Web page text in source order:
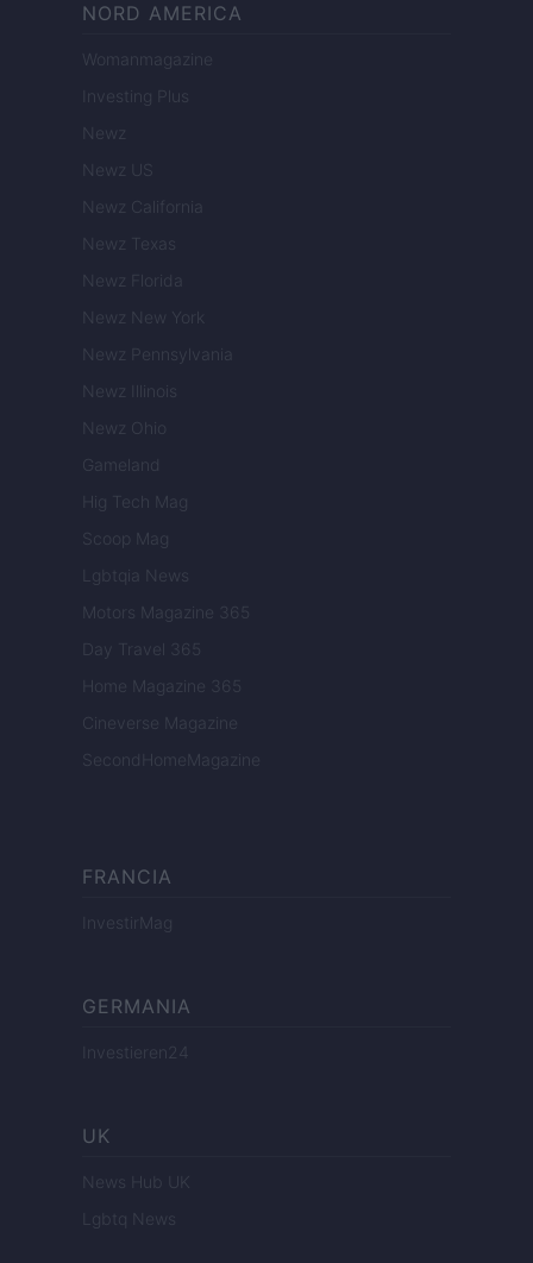
NORD AMERICA
Womanmagazine
Investing Plus
Newz
Newz US
Newz California
Newz Texas
Newz Florida
Newz New York
Newz Pennsylvania
Newz Illinois
Newz Ohio
Gameland
Hig Tech Mag
Scoop Mag
Lgbtqia News
Motors Magazine 365
Day Travel 365
Home Magazine 365
Cineverse Magazine
SecondHomeMagazine
FRANCIA
InvestirMag
GERMANIA
Investieren24
UK
News Hub UK
Lgbtq News